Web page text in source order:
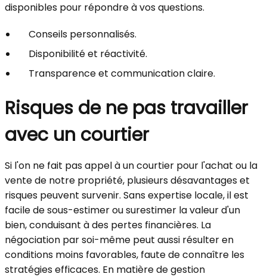
disponibles pour répondre à vos questions.
Conseils personnalisés.
Disponibilité et réactivité.
Transparence et communication claire.
Risques de ne pas travailler
avec un courtier
Si l'on ne fait pas appel à un courtier pour l'achat ou la
vente de notre propriété, plusieurs désavantages et
risques peuvent survenir. Sans expertise locale, il est
facile de sous-estimer ou surestimer la valeur d'un
bien, conduisant à des pertes financières. La
négociation par soi-même peut aussi résulter en
conditions moins favorables, faute de connaître les
stratégies efficaces. En matière de gestion